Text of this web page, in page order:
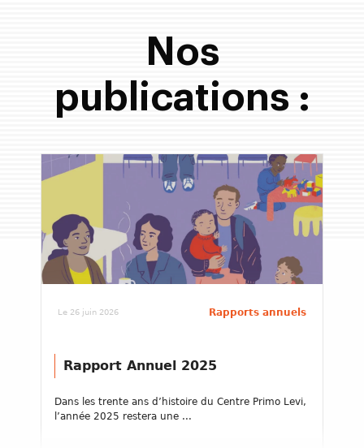
Nos
publications :
Le 26 juin 2026 Rapports annuels
Rapport Annuel 2025
Dans les trente ans d’histoire du Centre Primo Levi,
l’année 2025 restera une ...